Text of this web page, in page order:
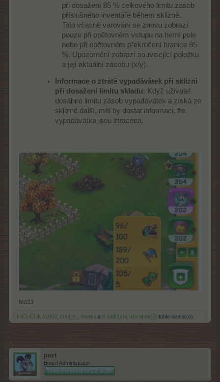
při dosažení 85 % celkového limitu zásob
příslušného inventáře během sklizně.
Toto včasné varování se znovu zobrazí
pouze při opětovném vstupu na herní pole
nebo při opětovném překročení hranice 85
%. Upozornění zobrazí související položku
a její aktuální zásobu (x/y).
Informace o ztrátě vypadávátek při sklizni
při dosažení limitu skladu: Když uživatel
dosáhne limitu zásob vypadávátek a získá ze
sklizně další, měl by dostat informaci, že
vypadávátka jsou ztracena.
8/2/23
INČUČUNA1959 cool_b. Yvetka a 8 další(ch) uživatelé(ů) tohle ocenili(o).
pezt
Board Administrator
Team Farmerama CZ & SK